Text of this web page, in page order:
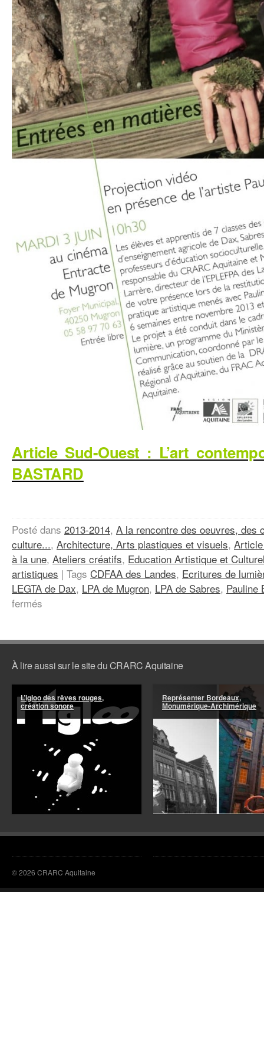
Article Sud-Ouest : L’art
BASTARD
Posté dans 2013-2014, A la rencontre des oeuvres, des
culture..., Architecture, Arts plastiques et visuels,
à la une, Ateliers créatifs, Education Artistique et
artistiques | Tags CDFAA des Landes, Ecritures de
LEGTA de Dax, LPA de Mugron, LPA de Sabres, Pauline
fermés
Film
Pauline
À lire aussi sur le site du CRARC Aquitaine
L’igloo des rêves rouges,
création sonore
Représenter Bordeaux,
Monumérique-Archimérique
© 2026 CRARC Aquitaine